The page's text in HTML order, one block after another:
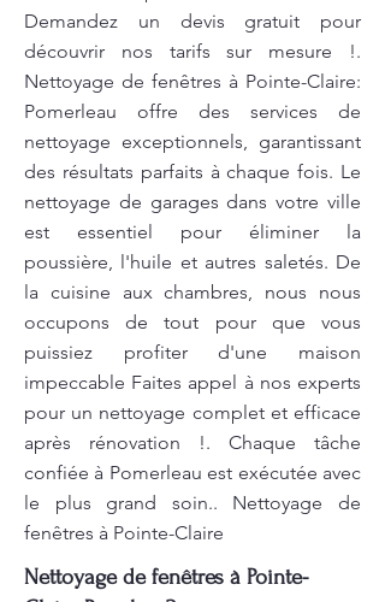
Demandez un devis gratuit pour
découvrir nos tarifs sur mesure !.
Nettoyage de fenêtres à Pointe-Claire:
Pomerleau offre des services de
nettoyage exceptionnels, garantissant
des résultats parfaits à chaque fois. Le
nettoyage de garages dans votre ville
est essentiel pour éliminer la
poussière, l'huile et autres saletés. De
la cuisine aux chambres, nous nous
occupons de tout pour que vous
puissiez profiter d'une maison
impeccable Faites appel à nos experts
pour un nettoyage complet et efficace
après rénovation !. Chaque tâche
confiée à Pomerleau est exécutée avec
le plus grand soin.. Nettoyage de
fenêtres à Pointe-Claire
Nettoyage de fenêtres à Pointe-